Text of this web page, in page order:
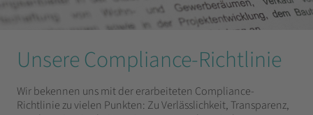
Unsere Compliance-Richtlinie
Wir bekennen uns mit der erarbeiteten Compliance-
Richtlinie zu vielen Punkten: Zu Verlässlichkeit, Transparenz,